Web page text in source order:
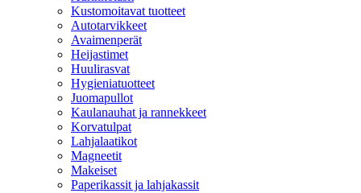
Kustomoitavat tuotteet
Autotarvikkeet
Avaimenperät
Heijastimet
Huulirasvat
Hygieniatuotteet
Juomapullot
Kaulanauhat ja rannekkeet
Korvatulpat
Lahjalaatikot
Magneetit
Makeiset
Paperikassit ja lahjakassit